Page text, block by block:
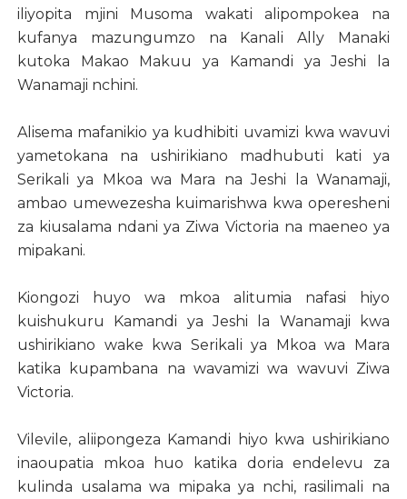
iliyopita mjini Musoma wakati alipompokea na
kufanya mazungumzo na Kanali Ally Manaki
kutoka Makao Makuu ya Kamandi ya Jeshi la
Wanamaji nchini.
Alisema mafanikio ya kudhibiti uvamizi kwa wavuvi
yametokana na ushirikiano madhubuti kati ya
Serikali ya Mkoa wa Mara na Jeshi la Wanamaji,
ambao umewezesha kuimarishwa kwa operesheni
za kiusalama ndani ya Ziwa Victoria na maeneo ya
mipakani.
Kiongozi huyo wa mkoa alitumia nafasi hiyo
kuishukuru Kamandi ya Jeshi la Wanamaji kwa
ushirikiano wake kwa Serikali ya Mkoa wa Mara
katika kupambana na wavamizi wa wavuvi Ziwa
Victoria.
Vilevile, aliipongeza Kamandi hiyo kwa ushirikiano
inaoupatia mkoa huo katika doria endelevu za
kulinda usalama wa mipaka ya nchi, rasilimali na